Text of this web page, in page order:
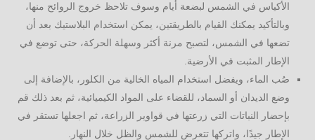
الأكياس في الشمس لبضعة أيام وسوف تلاحظ خروج الروائح منها،
وبالتأكيد يمكنك القيام بالطريقتين، يمكن استخدام البلاستيك بعد أن
تضعها في الشمس، لتصبح مرنة أكثر وسهلة الحركة، حتى توضع في
الإطار المثبت في الأرضية.
صُب الماء، ويفضل استخدام المياه الخالية من الكلور، بالإضافة إلى
وضع الديدان أو السماد، للقضاء على المواد الكيميائية، ثم بعد ذلك قم
بإحضار النباتات التي زرعتها في قواوير الزراعة، ثم اجعلها تستقر في
الإطار جيدًا، واتركها تتعرض للشمس والظل خلال النهار.